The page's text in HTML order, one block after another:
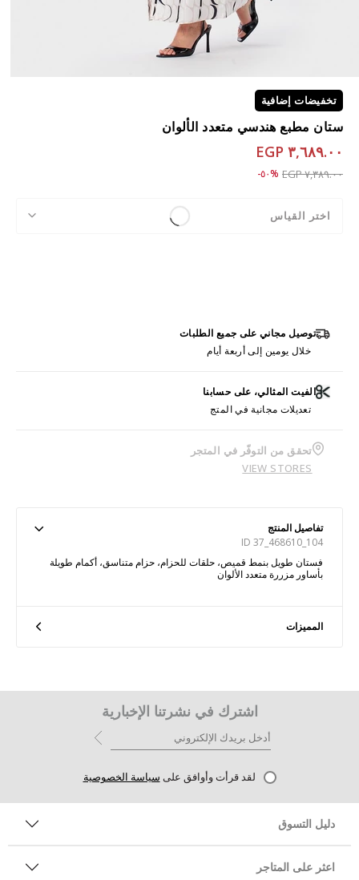
تخفيضات إضافية
ستان مطبع هندسي متعدد الألوان
٣,٦٨٩.٠٠ EGP
Price reduced from
٧,٣٨٩.٠٠ EGP to ٣,٦٨٩.٠٠ EGP%٥٠-
اختر القياس
توصيل مجاني على جميع الطلبات
خلال يومين إلى أربعة أيام
الفيت المثالي، على حسابنا
تعديلات مجانية في المتج
تحقق من التوفّر في المتجر
VIEW STORES
تفاصيل المنتج
ID 37_468610_104
فستان طويل بنمط قميص، حلقات للحزام، حزام متناسق، أكمام طويلة
بأساور مزررة متعدد الألوان
المميزات
اشترك في نشرتنا الإخبارية
لقد قرأت وأوافق على سياسة الخصوصية
دليل التسوق
اعثر على المتاجر